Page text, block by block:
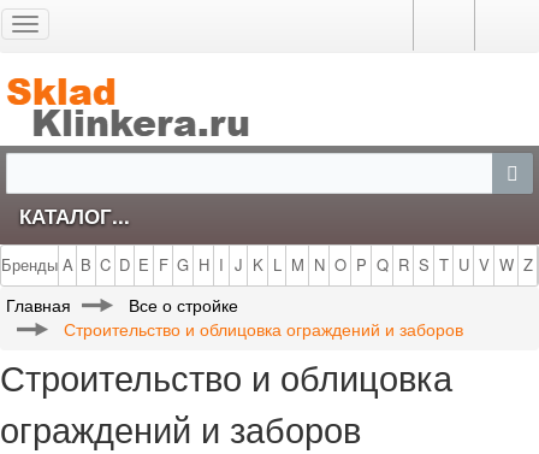
Toggle
КАТАЛОГ...
Бренды A B C D E F G H I J K L M N O P Q R S T U V W Z
Главная
Все о стройке
Строительство и облицовка ограждений и заборов
Строительство и облицовка
ограждений и заборов